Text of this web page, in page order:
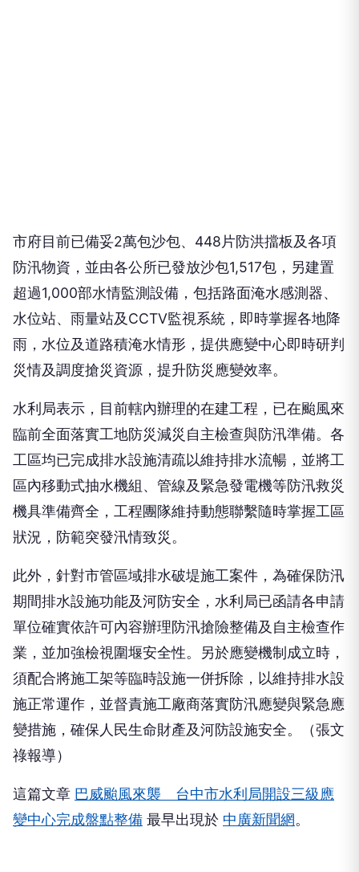
市府目前已備妥2萬包沙包、448片防洪擋板及各項
防汛物資，並由各公所已發放沙包1,517包，另建置
超過1,000部水情監測設備，包括路面淹水感測器、
水位站、雨量站及CCTV監視系統，即時掌握各地降
雨，水位及道路積淹水情形，提供應變中心即時研判
災情及調度搶災資源，提升防災應變效率。
水利局表示，目前轄內辦理的在建工程，已在颱風來
臨前全面落實工地防災減災自主檢查與防汛準備。各
工區均已完成排水設施清疏以維持排水流暢，並將工
區內移動式抽水機組、管線及緊急發電機等防汛救災
機具準備齊全，工程團隊維持動態聯繫隨時掌握工區
狀況，防範突發汛情致災。
此外，針對市管區域排水破堤施工案件，為確保防汛
期間排水設施功能及河防安全，水利局已函請各申請
單位確實依許可內容辦理防汛搶險整備及自主檢查作
業，並加強檢視圍堰安全性。另於應變機制成立時，
須配合將施工架等臨時設施一併拆除，以維持排水設
施正常運作，並督責施工廠商落實防汛應變與緊急應
變措施，確保人民生命財產及河防設施安全。（張文
祿報導）
這篇文章 巴威颱風來襲 台中市水利局開設三級應
變中心完成盤點整備 最早出現於 中廣新聞網。